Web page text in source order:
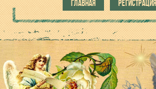
ГЛАВНАЯ РЕГИСТРАЦИЯ